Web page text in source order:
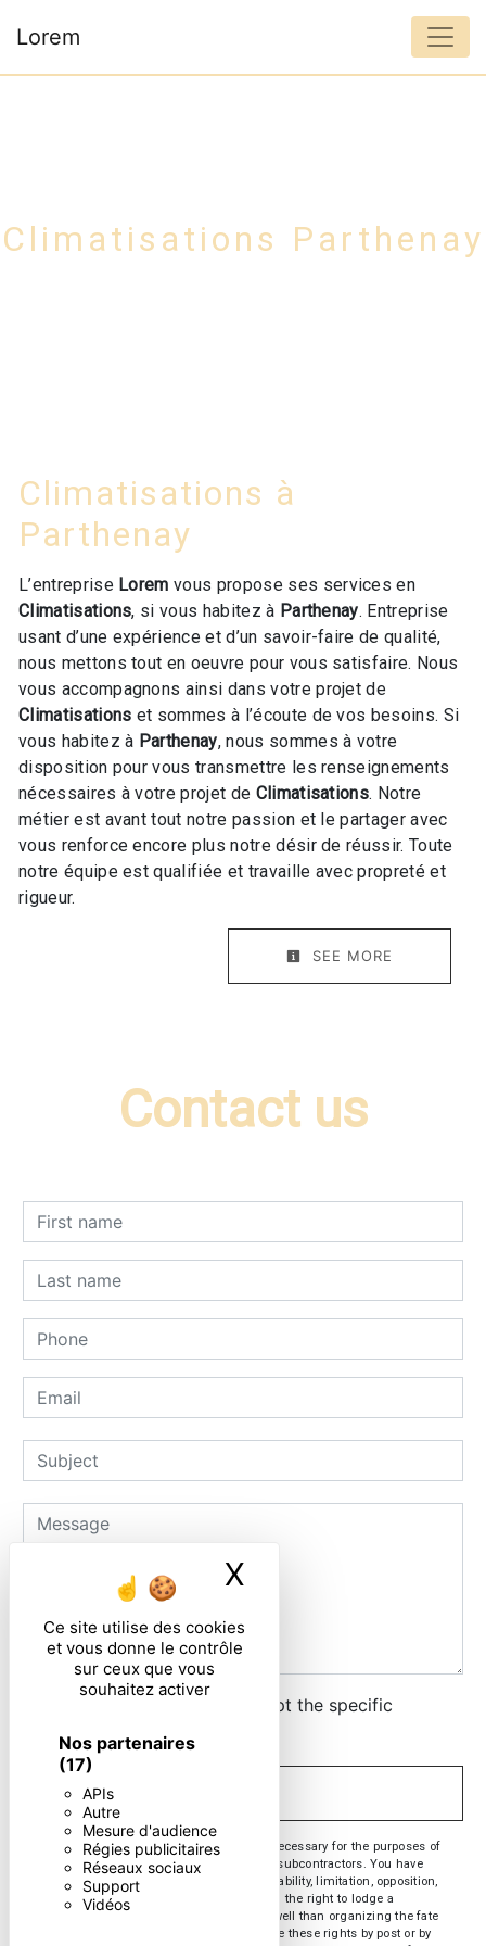
Ce site utilise des cookies
et vous donne le contrôle
sur ceux que vous
souhaitez activer
Nos partenaires
(17)
APIs
Autre
Mesure d'audience
Régies publicitaires
Réseaux sociaux
Support
Vidéos
X
Lorem
Climatisations Parthenay
Climatisations à
Parthenay
L’entreprise Lorem vous propose ses services en
Climatisations, si vous habitez à Parthenay. Entreprise
usant d’une expérience et d’un savoir-faire de qualité,
nous mettons tout en oeuvre pour vous satisfaire. Nous
vous accompagnons ainsi dans votre projet de
Climatisations et sommes à l’écoute de vos besoins. Si
vous habitez à Parthenay, nous sommes à votre
disposition pour vous transmettre les renseignements
nécessaires à votre projet de Climatisations. Notre
métier est avant tout notre passion et le partager avec
vous renforce encore plus notre désir de réussir. Toute
notre équipe est qualifiée et travaille avec propreté et
rigueur.
SEE MORE
Contact us
By checking this box, I accept the specific
conditions below **
** The personal data communicated are necessary for the purposes of
contacting you. They are intended and its subcontractors. You have
rights of access, rectification, erasure, portability, limitation, opposition,
withdrawal of your consent at any time and the right to lodge a
complaint with a supervisory authority, as well than organizing the fate
of your post-mortem data. You can exercise these rights by post or by